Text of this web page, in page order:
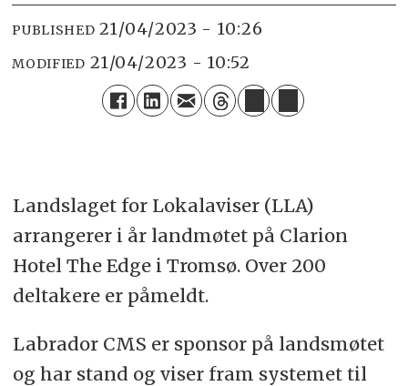
PUBLISHED 21/04/2023 - 10:26
MODIFIED 21/04/2023 - 10:52
Landslaget for Lokalaviser (LLA)
arrangerer i år landmøtet på Clarion
Hotel The Edge i Tromsø. Over 200
deltakere er påmeldt.
Labrador CMS er sponsor på landsmøtet
og har stand og viser fram systemet til